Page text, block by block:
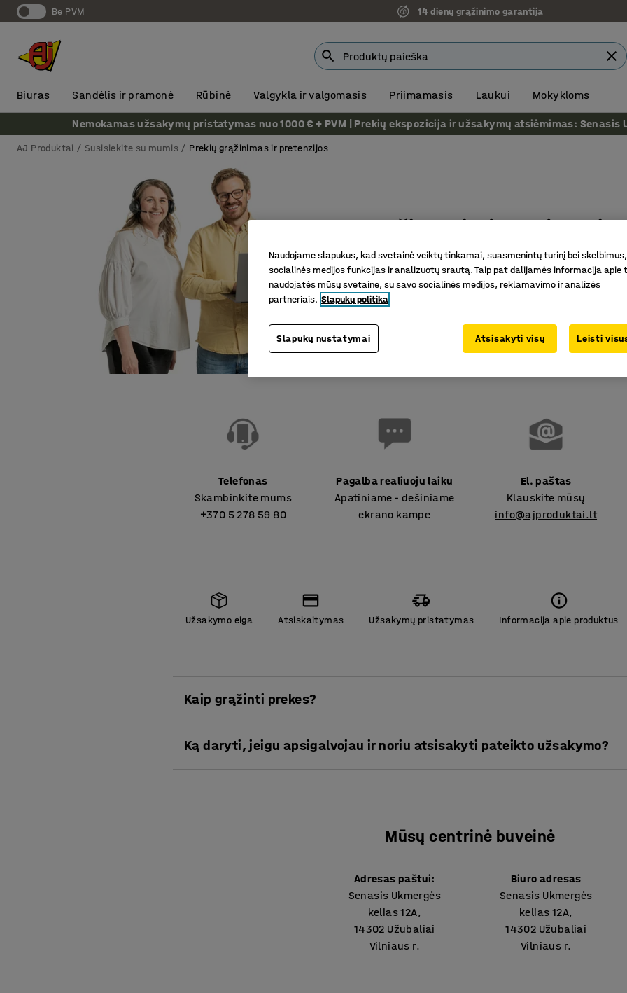
Be PVM 14 dienų grąžinimo garantija
Biuras Sandėlis ir pramonė Rūbinė Valgykla ir valgomasis Priimamasis Laukui Mokykloms
Nemokamas užsakymų pristatymas nuo 1000 € + PVM | Prekių ekspozicija ir užsakymų atsiėmimas: Senasis
AJ Produktai Susisiekite su mumis Prekių grąžinimas ir pretenzijos
Džiaugsimės galėdami
- tobulinant Jūsų darbo
Pas mus Jūs visada gausite asmeninę
klausimas bus apie vieną baldą, prekių
interjero projektą.
Susisiekite su mumis darbo
Telefonas
Skambinkite mums
+370 5 278 59 80
Pagalba realiuoju laiku
Apatiniame - dešiniame
ekrano kampe
El. paštas
Klauskite mūsų
info@ajproduktai.lt
Užsakymo eiga Atsiskaitymas Užsakymų pristatymas Informacija apie produktus
Kaip grąžinti prekes?
Ką daryti, jeigu apsigalvojau ir noriu atsisakyti pateikto užsakymo?
AJ Produktai klientams suteikiama 14 dienų pinigų grąžinimo garantija / teisė per 14
Kombinuotąją prekių nomenklatūrą - 94.00), pagal užsakymą pagamintoms prekėms,
užsakymams, pagal užsakymą atmatuotoms prekėms** arba didesniems užsakymams*
mūsų įprastą produktų asortimentą. Turite teisę atidaryti pakuotę ir apžiūrėti prekes,
nuspręsti, ar jos jus tenkina. Grąžinamos prekės turi būti tokios būklės, kokios buvo
Produktai“ turi būti grąžintos visos komplektacijos, originalioje pakuotėje.
Mūsų centrinė buveinė
Adresas paštui:
Senasis Ukmergės
kelias 12A,
14302 Užubaliai
Vilniaus r.
Biuro adresas
Senasis Ukmergės
kelias 12A,
14302 Užubaliai
Vilniaus r.
Naudojame slapukus, kad svetainė veiktų tinkamai, suasmenintų turinį bei
socialinės medijos funkcijas ir analizuotų srautą. Taip pat dalijamės informacija apie
naudojatės mūsų svetaine, su savo socialinės medijos, reklamavimo ir analizės
partneriais. Slapukų politika
Slapukų nustatymai Atsisakyti visų Leisti